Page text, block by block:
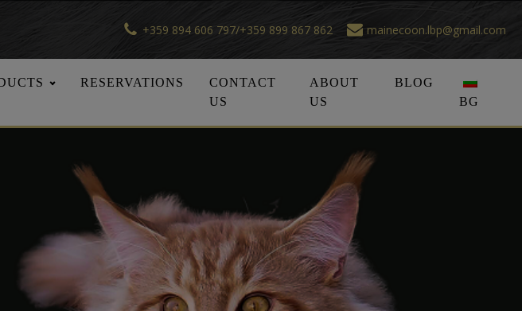
+359 894 606 797/+359 899 867 862 mainecoon.lbp@gmail.com
RESERVATIONS
CONTACT
US
ABOUT
US
BLOG
BG